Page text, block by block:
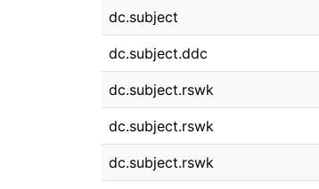
dc.subject
dc.subject.ddc
dc.subject.rswk
dc.subject.rswk
dc.subject.rswk